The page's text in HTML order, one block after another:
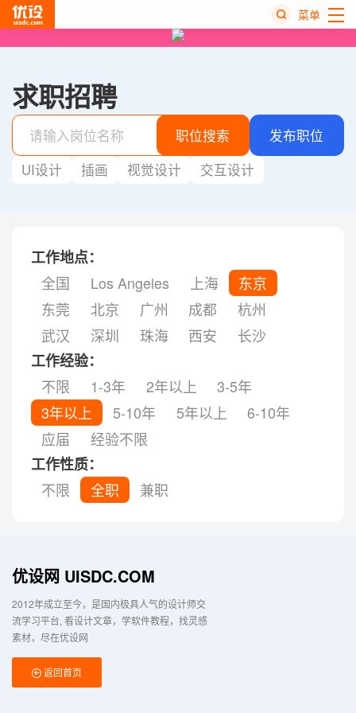
菜单
求职招聘
职位搜索
发布职位
UI设计
插画 视觉设计 交互设计
工作地点：
全国
Los Angeles 上海
东京
东莞
北京 广州 成都
杭州
武汉
深圳 珠海 西安
长沙
工作经验：
不限
1-3年 2年以上
3-5年
3年以上
5-10年 5年以上
6-10年
应届
经验不限
工作性质：
不限
全职 兼职
优设网 UISDC.COM
2012年成立至今，是国内极具人气的设计师交
流学习平台 看设计文章，学软件教程，找灵感
素材，尽在优设网
返回首页